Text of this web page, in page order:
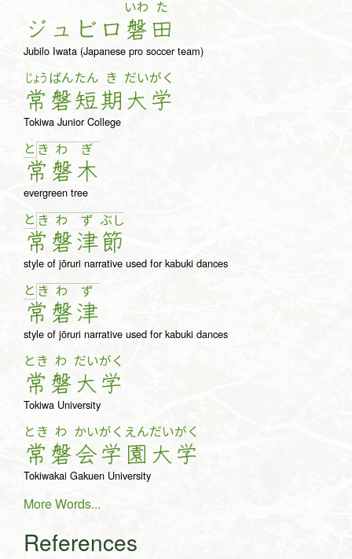
ジュ ビ ロ
いわ
磐
た
田
Jubilo Iwata (Japanese pro soccer team)
じょう
常
ばん
磐
たん
短
き
期
だい
大
がく
学
Tokiwa Junior College
と き
常
わ
磐
ぎ
木
evergreen tree
と き
常
わ
磐
ず
津
ぶし
節
style of jōruri narrative used for kabuki dances
と き
常
わ
磐
ず
津
style of jōruri narrative used for kabuki dances
とき
常
わ
磐
だい
大
がく
学
Tokiwa University
とき
常
わ
磐
かい
会
がく
学
えん
園
だい
大
がく
学
Tokiwakai Gakuen University
More Words...
References